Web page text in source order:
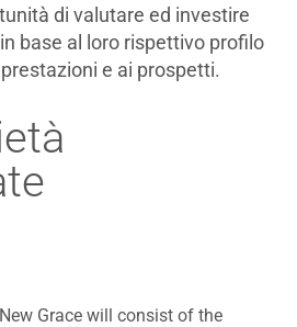
di valutare ed investire
base al loro rispettivo profilo
e ai prospetti.
Grace will consist of the